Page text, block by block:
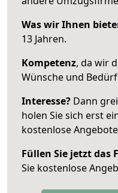
Was wir Ihnen
13 Jahren.
Kompetenz, da wir
Wünsche und
Interesse? Dann
holen Sie sich erst
kostenlose
Füllen Sie jetzt das
Sie kostenlose